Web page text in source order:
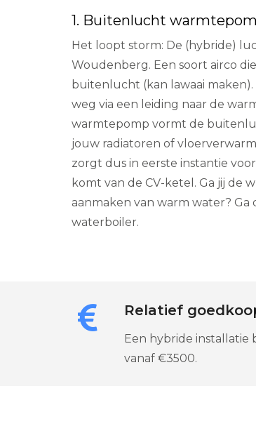
1. Buitenlucht
Het loopt storm: De (hybride)
Woudenberg. Een soort airco
buitenlucht (kan lawaai
weg via een leiding naar de
warmtepomp vormt de
jouw radiatoren of
zorgt dus in eerste instantie
komt van de CV-ketel. Ga jij de
aanmaken van warm water?
waterboiler.
Relatief
Een hybride installatie
vanaf €3500.